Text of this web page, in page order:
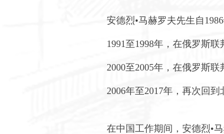
安德烈•马赫罗夫先生自
1991至1998年，在俄罗斯
2000至2005年，在俄罗斯
2006年至2017年，再次回
在中国工作期间，安德烈•